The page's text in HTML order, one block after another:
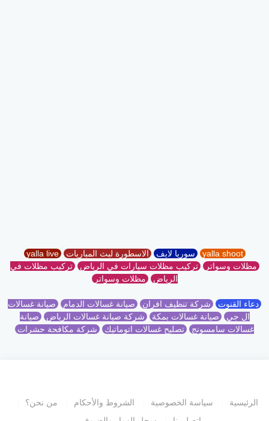
yalla shoot سوريا لايف الاسطورة لبث المباريات yalla live
مظلات وسواتر تركيب مظلات سيارات في الرياض تركيب مظلات في
الرياض مظلات وسواتر
دعاء القنوت شركة تنظيف افران صيانة غسالات الدمام صيانة غسالات
ال جي صيانة غسالات بمكة شركة صيانة غسالات الرياض صيانة
غسالات سامسونج تصليح غسالات اتوماتيك شركة مكافحة حشرات
الرئيسية سياسة الخصوصية الشروط والأحكام
من نحن؟